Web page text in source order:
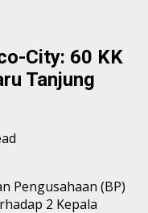
City: 60 KK
Tanjung
Pengusahaan (BP)
2 Kepala